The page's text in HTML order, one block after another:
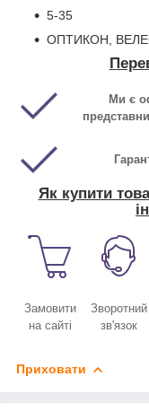
5-35
ОПТИКОН,
Ми є
Як купити
Замовити
на сайті
Зворотний
зв'язок
Приховати